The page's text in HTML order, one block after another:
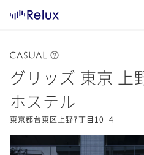
グリッズ 東京 上
ホステル
東京都台東区上野7丁目10−4